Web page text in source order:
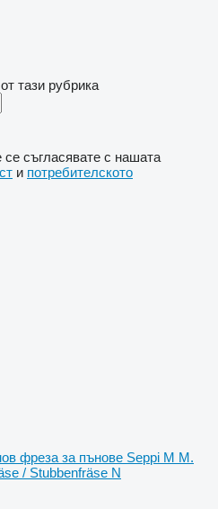
тази рубрика
се съгласявате с нашата
и потребителското
фреза за пънове Seppi M M.
/ Stubbenfräse N